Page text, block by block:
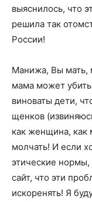
выяснилось, что
решила так
России!
Манижа, Вы мать,
мама может
виноваты дети,
щенков
как женщина, как
молчать! И если
этические нормы,
сайт, что эти
искоренять! Я